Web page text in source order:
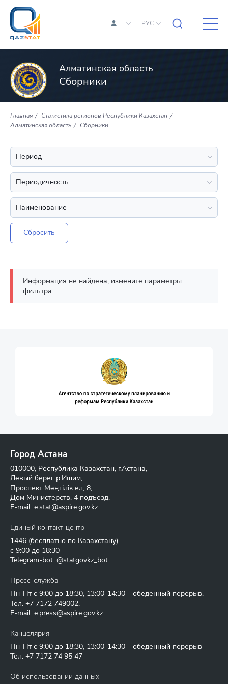
РУС
Алматинская область
Сборники
Главная
Статистика регионов Республики Казахстан
Алматинская область
Сборники
Сбросить
Информация не найдена, измените параметры
фильтра
Город Астана
010000, Республика Казахстан, г.Астана,
Левый берег р.Ишим,
Проспект Мәңгілік ел, 8,
Дом Министерств, 4 подъезд,
E-mail: e.stat@aspire.gov.kz
Единый контакт-центр
1446 (бесплатно по Казахстану)
с 9:00 до 18:30
Telegram-bot: @statgovkz_bot
Пресс-служба
Пн-Пт с 9:00 до 18:30, 13:00-14:30 – обеденный перерыв,
Тел. +7 7172 749002,
E-mail: e.press@aspire.gov.kz
Канцелярия
Пн-Пт с 9:00 до 18:30, 13:00-14:30 – обеденный перерыв
Тел. +7 7172 74 95 47
Об использовании данных